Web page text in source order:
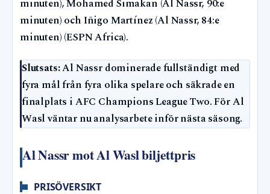
minuten), Mohamed Simakan (Al Nassr, 90:e
minuten) och Iñigo Martínez (Al Nassr, 84:e
minuten) (ESPN Africa).
Slutsats:Al Nassr dominerade fullständigt med
fyra mål från fyra olika spelare och säkrade en
finalplats i AFC Champions League Two. För Al
Wasl väntar nu analysarbete inför nästa säsong.
Al Nassr mot Al Wasl biljettpris
PRISÖVERSIKT